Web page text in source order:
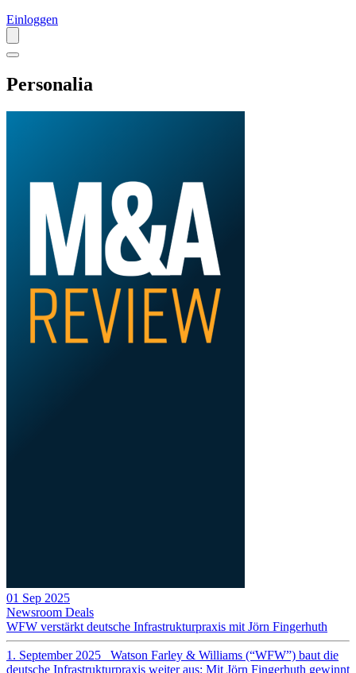
Einloggen
Personalia
01 Sep 2025
Newsroom Deals
WFW verstärkt deutsche Infrastrukturpraxis mit Jörn Fingerhuth
1. September 2025 Watson Farley & Williams (“WFW”) baut die
deutsche Infrastrukturpraxis weiter aus: Mit Jörn Fingerhuth gewinnt